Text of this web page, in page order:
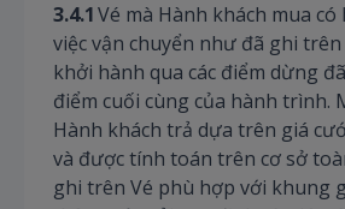
3.4.1Vé mà Hành khách mua có
việc vận chuyển như đã ghi
khởi hành qua các điểm dừng
điểm cuối cùng của hành trình.
Hành khách trả dựa trên giá
và được tính toán trên cơ sở
ghi trên Vé phù hợp với khung